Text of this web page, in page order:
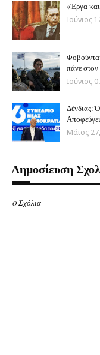
«Έργα
Ιούνιος
πάνε στον
Ιούνιος
Δένδιας:
Μάϊος
Δημοσίευση
0 Σχόλια